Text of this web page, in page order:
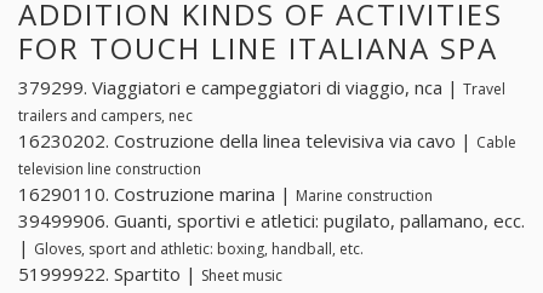
ADDITION KINDS OF ACTIVITIES
FOR TOUCH LINE ITALIANA SPA
379299. Viaggiatori e campeggiatori di viaggio, nca | Travel
trailers and campers, nec
16230202. Costruzione della linea televisiva via cavo | Cable
television line construction
16290110. Costruzione marina | Marine construction
39499906. Guanti, sportivi e atletici: pugilato, pallamano, ecc.
| Gloves, sport and athletic: boxing, handball, etc.
51999922. Spartito | Sheet music